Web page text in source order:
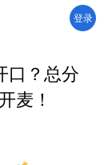
登录
口？总分
麦！